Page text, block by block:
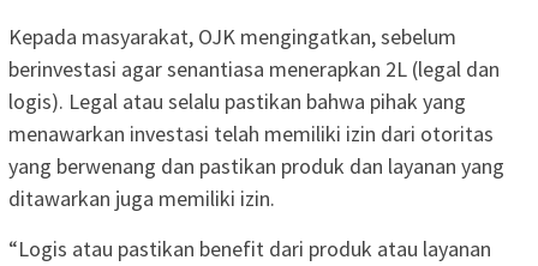
Kepada masyarakat, OJK mengingatkan, sebelum
berinvestasi agar senantiasa menerapkan 2L (legal dan
logis). Legal atau selalu pastikan bahwa pihak yang
menawarkan investasi telah memiliki izin dari otoritas
yang berwenang dan pastikan produk dan layanan yang
ditawarkan juga memiliki izin.
“Logis atau pastikan benefit dari produk atau layanan